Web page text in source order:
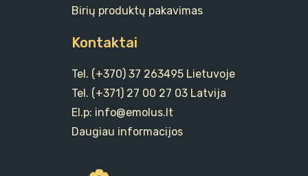
Birių produktų pakavimas
Kontaktai
Tel. (+370) 37 263495 Lietuvoje
Tel. (+371) 27 00 27 03 Latvija
El.p: info@emolus.lt
Daugiau informacijos